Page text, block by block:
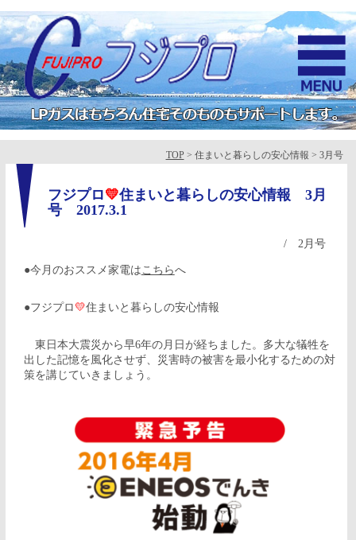
TOP > 住まいと暮らしの安心情報 > 3月号
フジプロ💛住まいと暮らしの安心情報 3月
号 2017.3.1
/ 2月号
●今月のおススメ家電はこちらへ
●フジプロ💛住まいと暮らしの安心情報
東日本大震災から早6年の月日が経ちました。多大な犠牲を
出した記憶を風化させず、災害時の被害を最小化するための対
策を講じていきましょう。